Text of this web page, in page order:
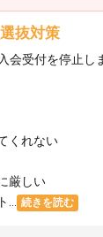
抜対策
会受付を停止し
くれない
厳しい
続きを読む